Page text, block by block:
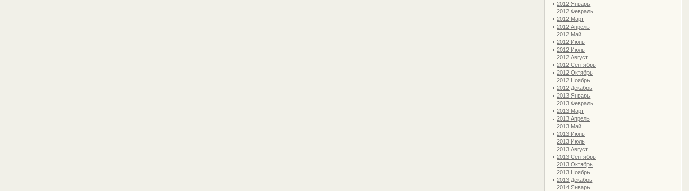
2012 Январь
2012 Февраль
2012 Март
2012 Апрель
2012 Май
2012 Июнь
2012 Июль
2012 Август
2012 Сентябрь
2012 Октябрь
2012 Ноябрь
2012 Декабрь
2013 Январь
2013 Февраль
2013 Март
2013 Апрель
2013 Май
2013 Июнь
2013 Июль
2013 Август
2013 Сентябрь
2013 Октябрь
2013 Ноябрь
2013 Декабрь
2014 Январь